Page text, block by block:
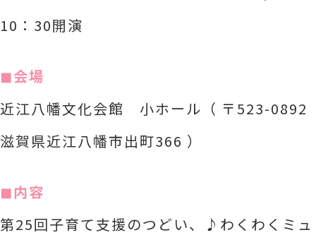
10：30開演
◼︎会場
近江八幡文化会館 小ホール（ 〒523-0892
滋賀県近江八幡市出町366 ）
◼︎内容
第25回子育て支援のつどい、♪わくわくミュ